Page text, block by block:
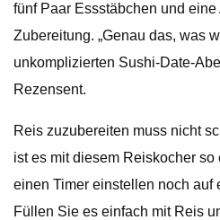
fünf Paar Essstäbchen und
Zubereitung. „Genau das, was
unkomplizierten Sushi-Date-
Rezensent.
Reis zuzubereiten muss nicht
ist es mit diesem Reiskocher
einen Timer einstellen noch auf
Füllen Sie es einfach mit Reis